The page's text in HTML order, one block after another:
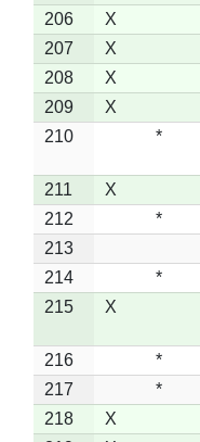
206
X
207
X
208
X
209
X
210
*
211
X
212
*
213
214
*
215
X
216
*
217
*
218
X